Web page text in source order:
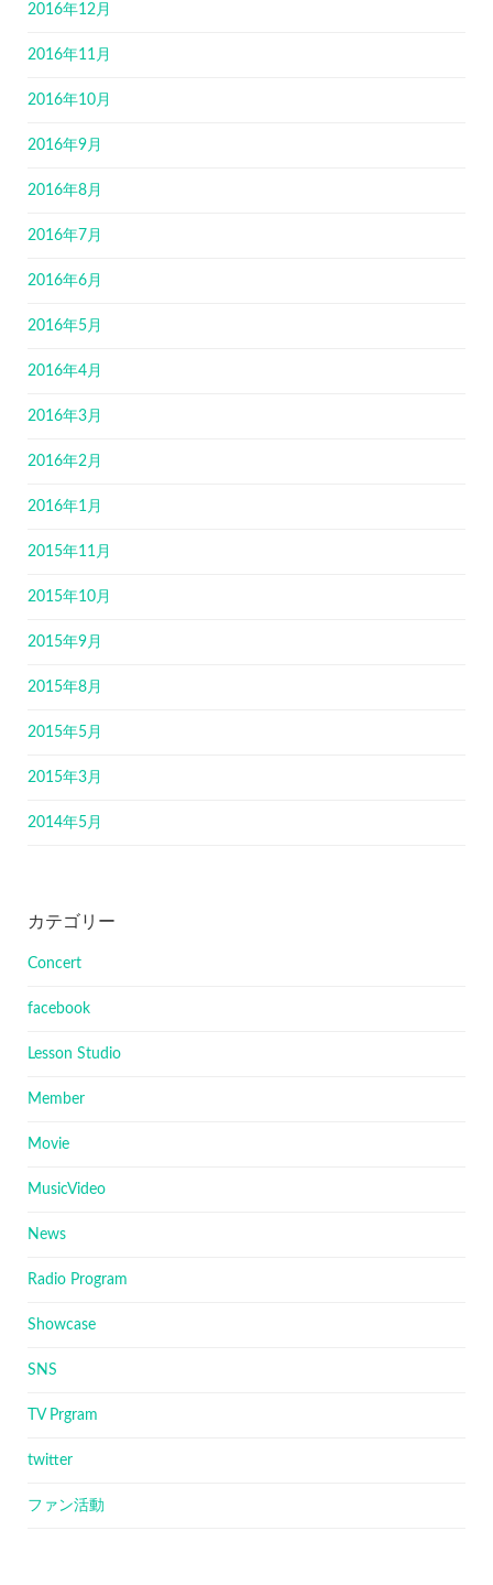
2016年12月
2016年11月
2016年10月
2016年9月
2016年8月
2016年7月
2016年6月
2016年5月
2016年4月
2016年3月
2016年2月
2016年1月
2015年11月
2015年10月
2015年9月
2015年8月
2015年5月
2015年3月
2014年5月
カテゴリー
Concert
facebook
Lesson Studio
Member
Movie
MusicVideo
News
Radio Program
Showcase
SNS
TV Prgram
twitter
ファン活動